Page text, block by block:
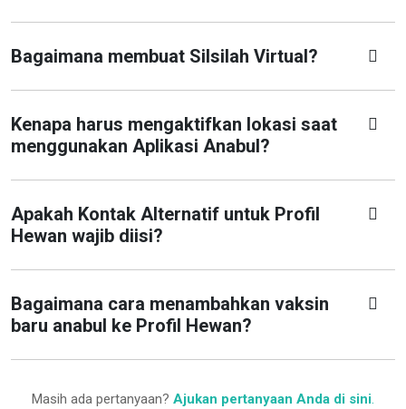
Bagaimana membuat Silsilah Virtual?
Kenapa harus mengaktifkan lokasi saat
menggunakan Aplikasi Anabul?
Apakah Kontak Alternatif untuk Profil
Hewan wajib diisi?
Bagaimana cara menambahkan vaksin
baru anabul ke Profil Hewan?
Masih ada pertanyaan? Ajukan pertanyaan Anda di sini.